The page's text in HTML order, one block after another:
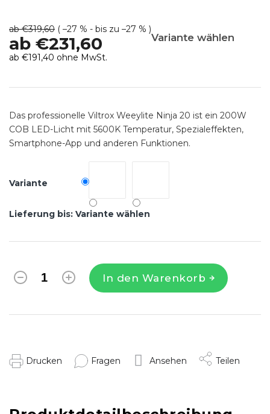
ab €319,60 ( –27 % - bis zu –27 % )
ab €231,60 Variante wählen
ab €191,40 ohne MwSt.
Variante
Lieferung bis: Variante wählen
In den Warenkorb
Das professionelle Viltrox Weeylite Ninja 20 ist ein 200W
COB LED-Licht mit 5600K Temperatur, Spezialeffekten,
Smartphone-App und anderen Funktionen.
Drucken Fragen Ansehen Teilen